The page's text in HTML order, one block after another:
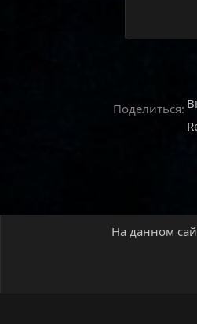
Поделиться:
Главная
На данном